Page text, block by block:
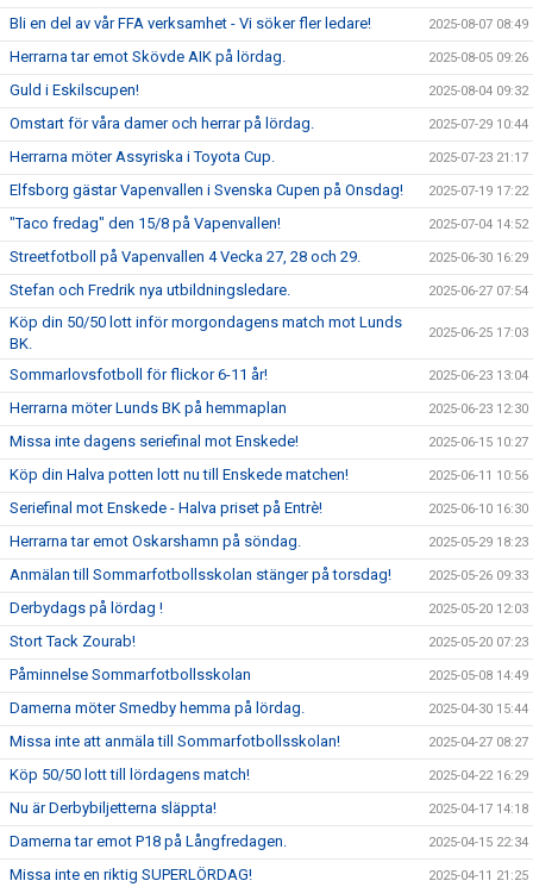
Bli en del av vår FFA verksamhet - Vi söker fler ledare! 2025-08-07 08:49
Herrarna tar emot Skövde AIK på lördag. 2025-08-05 09:26
Guld i Eskilscupen! 2025-08-04 09:32
Omstart för våra damer och herrar på lördag. 2025-07-29 10:44
Herrarna möter Assyriska i Toyota Cup. 2025-07-23 21:17
Elfsborg gästar Vapenvallen i Svenska Cupen på Onsdag! 2025-07-19 17:22
"Taco fredag" den 15/8 på Vapenvallen! 2025-07-04 14:52
Streetfotboll på Vapenvallen 4 Vecka 27, 28 och 29. 2025-06-30 16:29
Stefan och Fredrik nya utbildningsledare. 2025-06-27 07:54
Köp din 50/50 lott inför morgondagens match mot Lunds
BK.
2025-06-25 17:03
Sommarlovsfotboll för flickor 6-11 år! 2025-06-23 13:04
Herrarna möter Lunds BK på hemmaplan 2025-06-23 12:30
Missa inte dagens seriefinal mot Enskede! 2025-06-15 10:27
Köp din Halva potten lott nu till Enskede matchen! 2025-06-11 10:56
Seriefinal mot Enskede - Halva priset på Entrè! 2025-06-10 16:30
Herrarna tar emot Oskarshamn på söndag. 2025-05-29 18:23
Anmälan till Sommarfotbollsskolan stänger på torsdag! 2025-05-26 09:33
Derbydags på lördag ! 2025-05-20 12:03
Stort Tack Zourab! 2025-05-20 07:23
Påminnelse Sommarfotbollsskolan 2025-05-08 14:49
Damerna möter Smedby hemma på lördag. 2025-04-30 15:44
Missa inte att anmäla till Sommarfotbollsskolan! 2025-04-27 08:27
Köp 50/50 lott till lördagens match! 2025-04-22 16:29
Nu är Derbybiljetterna släppta! 2025-04-17 14:18
Damerna tar emot P18 på Långfredagen. 2025-04-15 22:34
Missa inte en riktig SUPERLÖRDAG! 2025-04-11 21:25